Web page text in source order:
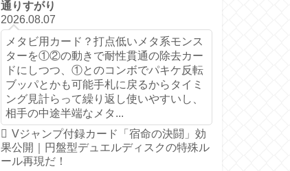
通りすがり
2026.08.07
メタビ用カード？打点低いメタ系モンス
ターを①②の動きで耐性貫通の除去カー
ドにしつつ、①とのコンボでパキケ反転
ブッパとかも可能手札に戻るからタイミ
ング見計らって繰り返し使いやすいし、
相手の中途半端なメタ...
Vジャンプ付録カード「宿命の決闘」効
果公開｜円盤型デュエルディスクの特殊ル
ール再現だ！